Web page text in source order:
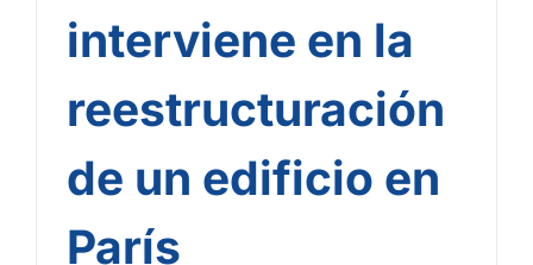
interviene en la
reestructuración
de un edificio en
París